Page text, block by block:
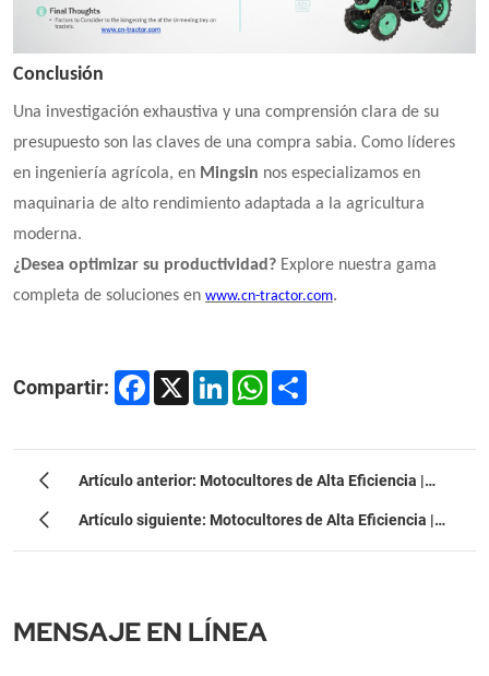
Conclusión
Una investigación exhaustiva y una comprensión clara de su
presupuesto son las claves de una compra sabia. Como líderes
en ingeniería agrícola, en Mingsin nos especializamos en
maquinaria de alto rendimiento adaptada a la agricultura
moderna.
¿Desea optimizar su productividad? Explore nuestra gama
completa de soluciones en www.cn-tractor.com.
Compartir: Facebook
X LinkedInWhatsApp
Artículo anterior: Motocultores de Alta Eficiencia |
Maquinaria Agrícola Mingsin
Artículo siguiente: Motocultores de Alta Eficiencia |
Maquinaria Agrícola Mingsin
MENSAJE EN LÍNEA